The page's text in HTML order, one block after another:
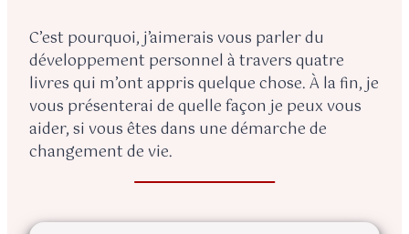
C’est pourquoi, j’aimerais vous parler du
développement personnel à travers quatre
livres qui m’ont appris quelque chose. À la fin, je
vous présenterai de quelle façon je peux vous
aider, si vous êtes dans une démarche de
changement de vie.